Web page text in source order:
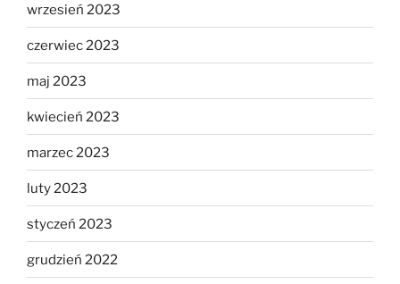
wrzesień 2023
czerwiec 2023
maj 2023
kwiecień 2023
marzec 2023
luty 2023
styczeń 2023
grudzień 2022